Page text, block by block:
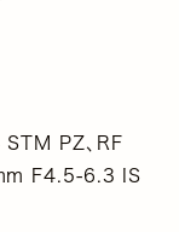
PZ、RF
F4.5-6.3 IS